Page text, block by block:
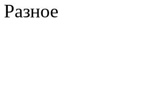
Разное